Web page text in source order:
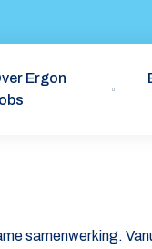
Ergon
samenwerking.